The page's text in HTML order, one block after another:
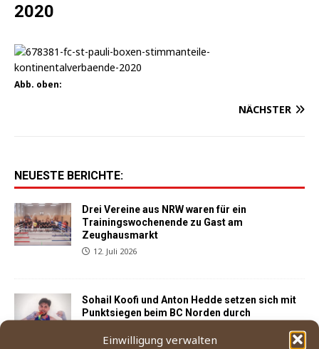
Einwilligung verwalten
2020
Abb. oben:
NÄCHSTER
NEUESTE BERICHTE:
Drei Vereine aus NRW waren für ein
Trainingswochenende zu Gast am
Zeughausmarkt
12. Juli 2026
Sohail Koofi und Anton Hedde setzen sich mit
Punktsiegen beim BC Norden durch